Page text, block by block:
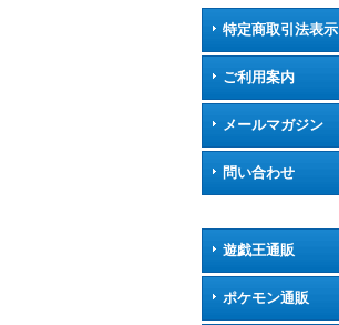
特定商取引法表示
ご利用案内
メールマガジン
問い合わせ
遊戯王通販
ポケモン通販